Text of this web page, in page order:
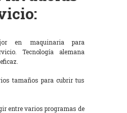
en maquinaria para
Tecnología alemana
tamaños para cubrir tus
entre varios programas de